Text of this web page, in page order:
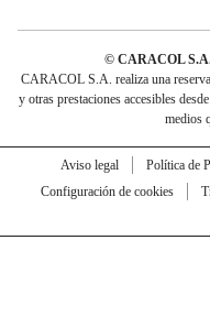
© CARACOL S.A.
CARACOL S.A. realiza una
y otras prestaciones accesibles
medios
Aviso legal Política de
Configuración de cookies